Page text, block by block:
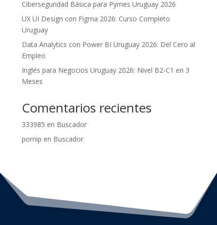
Ciberseguridad Básica para Pymes Uruguay 2026
UX UI Design con Figma 2026: Curso Completo
Uruguay
Data Analytics con Power BI Uruguay 2026: Del Cero al
Empleo
Inglés para Negocios Uruguay 2026: Nivel B2-C1 en 3
Meses
Comentarios recientes
333985 en Buscador
pornip en Buscador